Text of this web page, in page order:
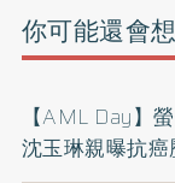
你可能還會
【AML Day】
沈玉琳親曝抗癌